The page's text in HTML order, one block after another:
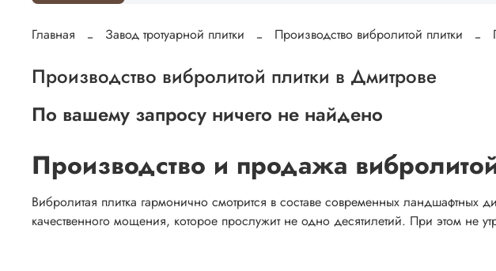
Главная Завод тротуарной плитки Производство вибролитой плитки
Производство вибролитой плитки в Дмитрове
По вашему запросу ничего не найдено
Производство и продажа
Вибролитая плитка гармонично смотрится в составе современных ландшафтных
качественного мощения, которое прослужит не одно десятилетий. При этом не